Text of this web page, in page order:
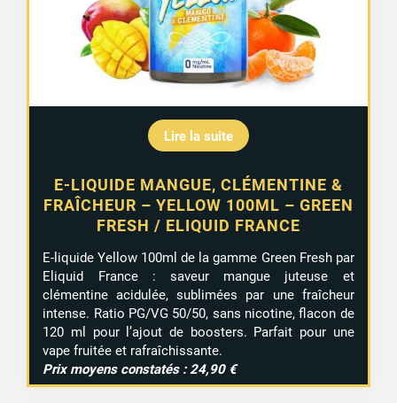
Lire la suite
E-LIQUIDE MANGUE, CLÉMENTINE &
FRAÎCHEUR – YELLOW 100ML – GREEN
FRESH / ELIQUID FRANCE
E-liquide Yellow 100ml de la gamme Green Fresh par
Eliquid France : saveur mangue juteuse et
clémentine acidulée, sublimées par une fraîcheur
intense. Ratio PG/VG 50/50, sans nicotine, flacon de
120 ml pour l’ajout de boosters. Parfait pour une
vape fruitée et rafraîchissante.
Prix moyens constatés : 24,90 €